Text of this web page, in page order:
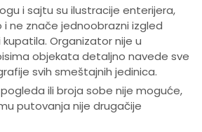
i sajtu su ilustracije enterijera,
ne znače jednoobrazni izgled
kupatila. Organizator nije u
objekata detaljno navede sve
svih smeštajnih jedinica.
ili broja sobe nije moguće,
putovanja nije drugačije